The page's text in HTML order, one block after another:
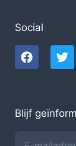
Social
Blijf